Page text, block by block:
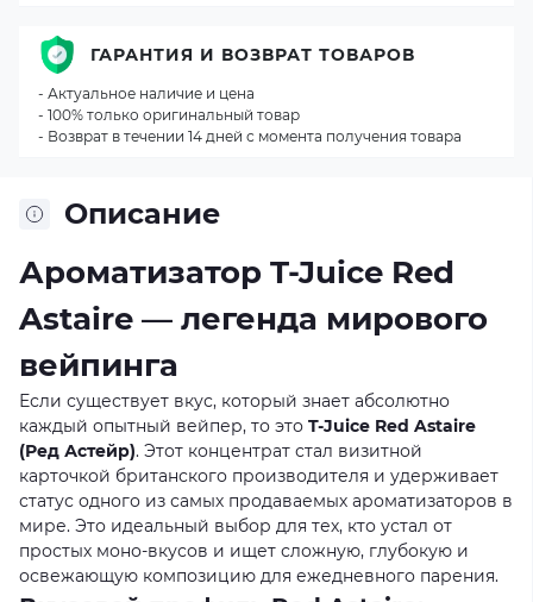
Описание
Ароматизатор T-Juice Red
Astaire — легенда мирового
вейпинга
Если существует вкус, который знает абсолютно
каждый опытный вейпер, то это T-Juice Red Astaire
(Ред Астейр). Этот концентрат стал визитной
карточкой британского производителя и удерживает
статус одного из самых продаваемых ароматизаторов в
мире. Это идеальный выбор для тех, кто устал от
простых моно-вкусов и ищет сложную, глубокую и
освежающую композицию для ежедневного парения.
ГАРАНТИЯ И ВОЗВРАТ ТОВАРОВ
- Актуальное наличие и цена
- 100% только оригинальный товар
- Возврат в течении 14 дней с момента получения товара